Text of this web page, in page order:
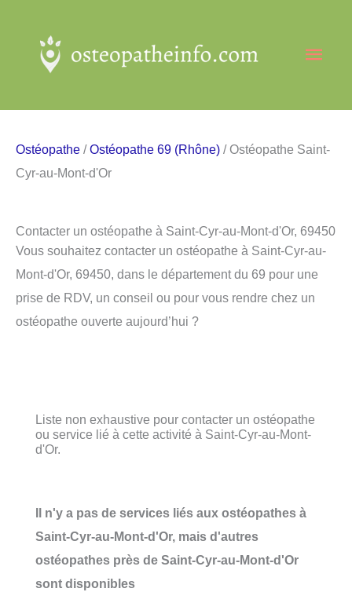
contenu
Ostéopathe /Ostéopathe 69 (Rhône) / Ostéopathe Saint-
Cyr-au-Mont-d'Or
Contacter un ostéopathe à Saint-Cyr-au-Mont-d'Or, 69450
Vous souhaitez contacter un ostéopathe à Saint-Cyr-au-
Mont-d'Or, 69450, dans le département du 69 pour une
prise de RDV, un conseil ou pour vous rendre chez un
ostéopathe ouverte aujourd’hui ?
Liste non exhaustive pour contacter un ostéopathe
ou service lié à cette activité à Saint-Cyr-au-Mont-
d'Or.
Il n'y a pas de services liés aux ostéopathes à
Saint-Cyr-au-Mont-d'Or, mais d'autres
ostéopathes près de Saint-Cyr-au-Mont-d'Or
sont disponibles